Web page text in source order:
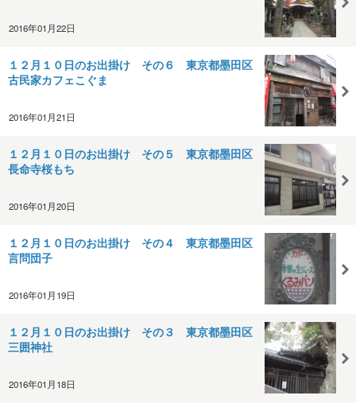
2016年01月22日
１２月１０日のお出掛け その６ 東京都墨田区
古民家カフェこぐま
2016年01月21日
１２月１０日のお出掛け その５ 東京都墨田区
長命寺桜もち
2016年01月20日
１２月１０日のお出掛け その４ 東京都墨田区
言問団子
2016年01月19日
１２月１０日のお出掛け その３ 東京都墨田区
三囲神社
2016年01月18日